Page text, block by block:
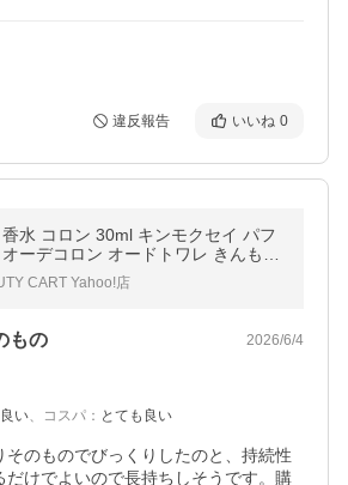
違反報告 いいね 0
水 コロン 30ml キンモクセイ パフ
ーデコロン オードトワレ きんもく
グランス ドロップ式 SAKURA&am
爆買 超PayPay祭
CART Yahoo!店
もの 2026/6/4
い、 コスパ ： とても良い
そのものでびっくりしたのと、持続性
だけでよいので長持ちしそうです。購